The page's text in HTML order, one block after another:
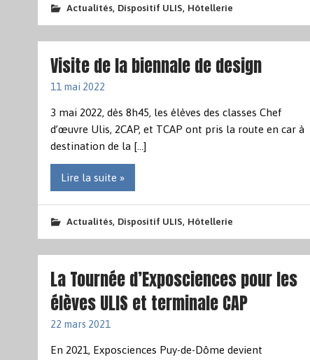
Actualités, Dispositif ULIS, Hôtellerie
Visite de la biennale de design
11 mai 2022
3 mai 2022, dès 8h45, les élèves des classes Chef
d’œuvre Ulis, 2CAP, et TCAP ont pris la route en car à
destination de la […]
Lire la suite »
Actualités, Dispositif ULIS, Hôtellerie
La Tournée d’Exposciences pour les
élèves ULIS et terminale CAP
22 mars 2021
En 2021, Exposciences Puy-de-Dôme devient